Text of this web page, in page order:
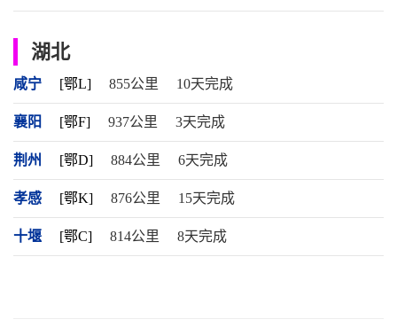
湖北
咸宁 [鄂L] 855公里 10天完成
襄阳 [鄂F] 937公里 3天完成
荆州 [鄂D] 884公里 6天完成
孝感 [鄂K] 876公里 15天完成
十堰 [鄂C] 814公里 8天完成